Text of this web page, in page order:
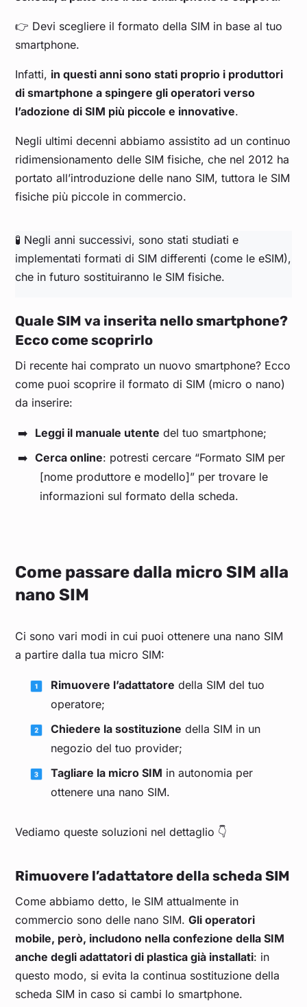
👉 Devi scegliere il formato della SIM in base al tuo
smartphone.
Infatti, in questi anni sono stati proprio i produttori
di smartphone a spingere gli operatori verso
l’adozione di SIM più piccole e innovative.
Negli ultimi decenni abbiamo assistito ad un continuo
ridimensionamento delle SIM fisiche, che nel 2012 ha
portato all’introduzione delle nano SIM, tuttora le SIM
fisiche più piccole in commercio.
🧪 Negli anni successivi, sono stati studiati e
implementati formati di SIM differenti (come le eSIM),
che in futuro sostituiranno le SIM fisiche.
Quale SIM va inserita nello smartphone?
Ecco come scoprirlo
Di recente hai comprato un nuovo smartphone? Ecco
come puoi scoprire il formato di SIM (micro o nano)
da inserire:
Leggi il manuale utente del tuo smartphone;
Cerca online: potresti cercare “Formato SIM per
[nome produttore e modello]” per trovare le
informazioni sul formato della scheda.
Come passare dalla micro SIM alla
nano SIM
Ci sono vari modi in cui puoi ottenere una nano SIM
a partire dalla tua micro SIM:
Rimuovere l’adattatore della SIM del tuo
operatore;
Chiedere la sostituzione della SIM in un
negozio del tuo provider;
Tagliare la micro SIM in autonomia per
ottenere una nano SIM.
Vediamo queste soluzioni nel dettaglio 👇
Rimuovere l’adattatore della scheda SIM
Come abbiamo detto, le SIM attualmente in
commercio sono delle nano SIM.Gli operatori
mobile, però, includono nella confezione della SIM
anche degli adattatori di plastica già installati: in
questo modo, si evita la continua sostituzione della
scheda SIM in caso si cambi lo smartphone.